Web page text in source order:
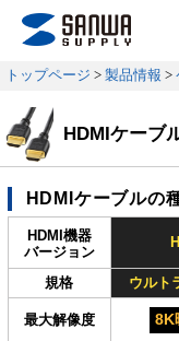
トップページ > 製品情報 >
HDMIケーブ
HDMIケーブルの
HDMI機器
バージョン
規格 ウルト
最大解像度 8K